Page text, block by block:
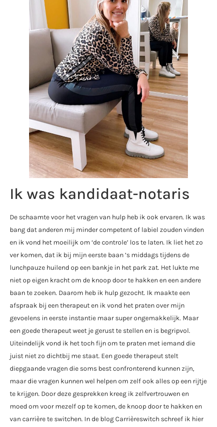
Ik was kandidaat-notaris
De schaamte voor het vragen van hulp heb ik ook ervaren. Ik was
bang dat anderen mij minder competent of labiel zouden vinden
en ik vond het moeilijk om ‘de controle’ los te laten. Ik liet het zo
ver komen, dat ik bij mijn eerste baan ’s middags tijdens de
lunchpauze huilend op een bankje in het park zat. Het lukte me
niet op eigen kracht om de knoop door te hakken en een andere
baan te zoeken. Daarom heb ik hulp gezocht. Ik maakte een
afspraak bij een therapeut en ik vond het praten over mijn
gevoelens in eerste instantie maar super ongemakkelijk. Maar
een goede therapeut weet je gerust te stellen en is begripvol.
Uiteindelijk vond ik het toch fijn om te praten met iemand die
juist niet zo dichtbij me staat. Een goede therapeut stelt
diepgaande vragen die soms best confronterend kunnen zijn,
maar die vragen kunnen wel helpen om zelf ook alles op een rijtje
te krijgen. Door deze gesprekken kreeg ik zelfvertrouwen en
moed om voor mezelf op te komen, de knoop door te hakken en
van carrière te switchen. In de blog Carrièreswitch schreef ik hier